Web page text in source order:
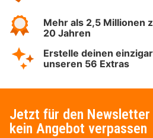
Mehr als 2,5 Millionen
20 Jahren
Erstelle deinen
unseren 56 Extras
Jetzt für den Newsletter
kein Angebot verpassen